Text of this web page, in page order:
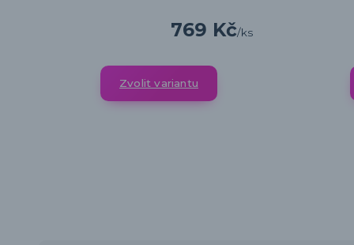
769 Kč/ks
Zvolit variantu